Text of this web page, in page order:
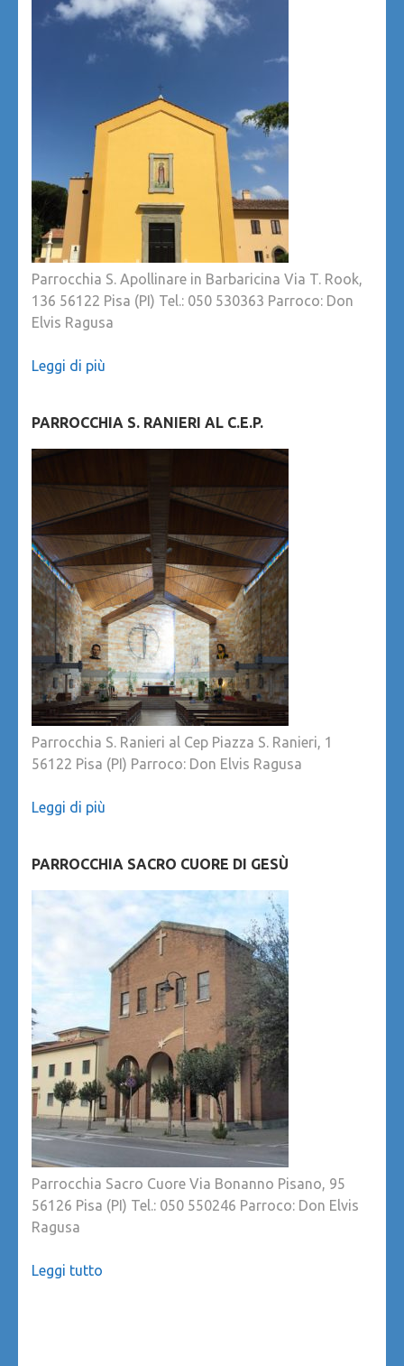
Parrocchia S. Apollinare in Barbaricina Via T. Rook,
136 56122 Pisa (PI) Tel.: 050 530363 Parroco: Don
Elvis Ragusa
Leggi di più
PARROCCHIA S. RANIERI AL C.E.P.
Parrocchia S. Ranieri al Cep Piazza S. Ranieri, 1
56122 Pisa (PI) Parroco: Don Elvis Ragusa
Leggi di più
PARROCCHIA SACRO CUORE DI GESÙ
Parrocchia Sacro Cuore Via Bonanno Pisano, 95
56126 Pisa (PI) Tel.: 050 550246 Parroco: Don Elvis
Ragusa
Leggi tutto